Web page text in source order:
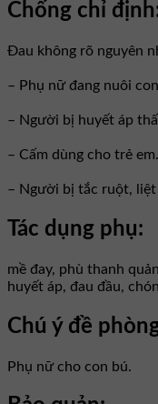
Chống chỉ
Ðau không rõ nguyên
– Phụ nữ đang nuôi
– Người bị huyết áp
– Cấm dùng cho trẻ em.
– Người bị tắc ruột,
Tác dụng phụ:
mề đay, phù thanh
huyết áp, đau đầu,
Chú ý đề
Phụ nữ cho con bú.